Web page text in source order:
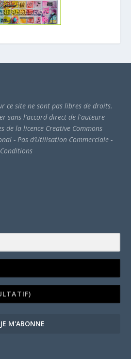
ce site ne sont pas libres de droits.
sans l'accord direct de l'auteure
de la licence Creative Commons
- Pas d’Utilisation Commerciale -
JE M'ABONNE